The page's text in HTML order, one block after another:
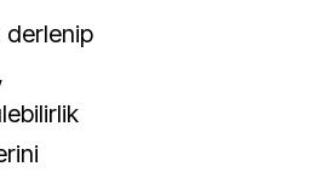
derlenip